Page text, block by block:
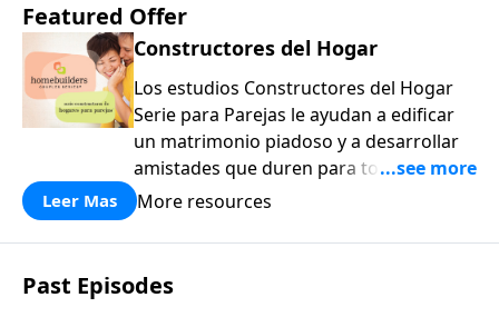
Featured Offer
Constructores del Hogar
Los estudios Constructores del Hogar
Serie para Parejas le ayudan a edificar
un matrimonio piadoso y a desarrollar
amistades que duren para toda la vida.
¡Únase a uno de los estudios de grupos
a casa los principios de la Palabra de
Dios para compartirlos con su familia,
su iglesia y su comunidad!
Leer Mas More resources
Past Episodes